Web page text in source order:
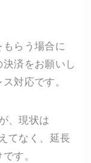
らう場合に
済をお願いし
対応です。
、現状は
てなく、延長
す。